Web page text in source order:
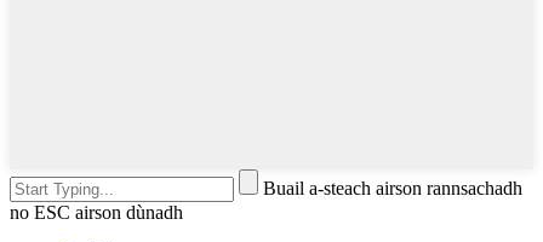
Buail a-steach airson rannsachadh
no ESC airson dùnadh